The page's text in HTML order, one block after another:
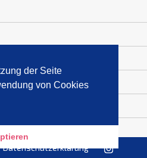
der Seite
von Cookies
Datenschutzerklärung